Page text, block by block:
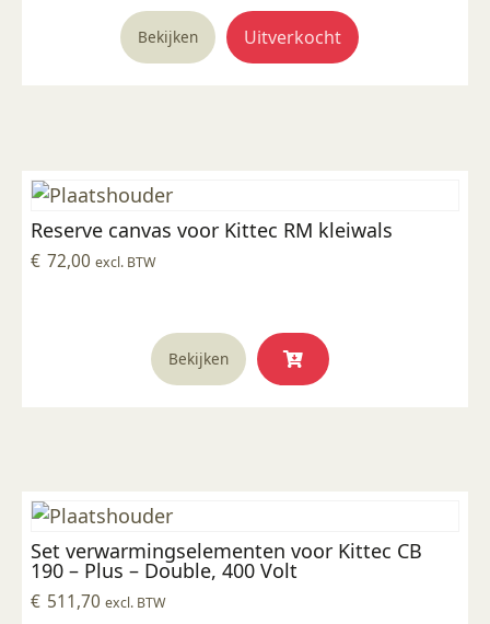
Bekijken Uitverkocht
Reserve canvas voor Kittec RM kleiwals
€ 72,00 excl. BTW
Bekijken
Set verwarmingselementen voor Kittec CB
190 – Plus – Double, 400 Volt
€ 511,70 excl. BTW